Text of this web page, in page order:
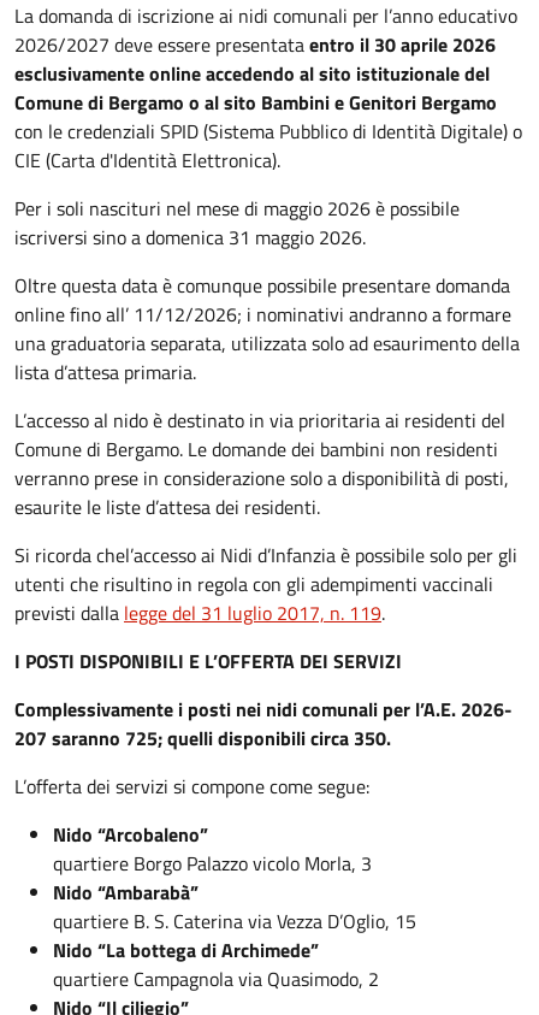
La domanda di iscrizione ai nidi comunali per l’anno educativo
2026/2027 deve essere presentataentro il 30 aprile 2026
esclusivamente online accedendo al sito istituzionale del
Comune di Bergamo o al sito Bambinie Genitori Bergamo
con le credenziali SPID (Sistema Pubblico di Identità Digitale) o
CIE (Carta d'Identità Elettronica).
Per i soli nascituri nel mese di maggio 2026 è possibile
iscriversi sino a domenica 31 maggio 2026.
Oltre questa data è comunque possibile presentare domanda
online fino all’ 11/12/2026; i nominativi andranno a formare
una graduatoria separata, utilizzata solo ad esaurimento della
lista d’attesa primaria.
L’accesso al nido è destinato in via prioritaria ai residenti del
Comune di Bergamo. Le domande dei bambini non residenti
verranno prese in considerazione solo a disponibilità di posti,
esaurite le liste d’attesa dei residenti.
Si ricorda chel’accesso ai Nidi d’Infanzia è possibile solo per gli
utenti che risultino in regola con gli adempimenti vaccinali
previsti dalla legge del 31 luglio 2017, n. 119.
I POSTI DISPONIBILI E L’OFFERTA DEI SERVIZI
Complessivamente i posti nei nidi comunali per l’A.E. 2026-
207 saranno 725; quelli disponibili circa 350.
L’offerta dei servizi si compone come segue:
Nido “Arcobaleno”
quartiere Borgo Palazzo vicolo Morla, 3
Nido “Ambarabà”
quartiere B. S. Caterina via Vezza D’Oglio, 15
Nido “La bottega di Archimede”
quartiere Campagnola via Quasimodo, 2
Nido “Il ciliegio”